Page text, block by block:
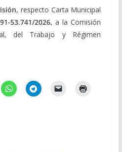
, respecto Carta Municipal
53.741/2026, a la Comisión
del Trabajo y Régimen